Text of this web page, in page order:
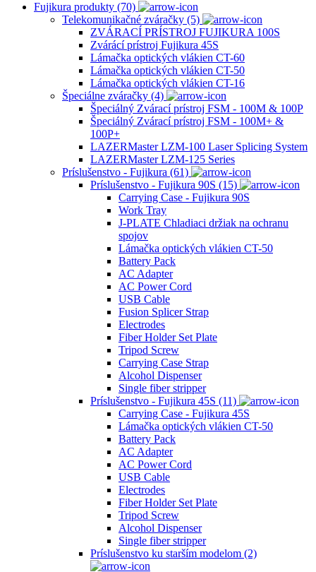
Fujikura produkty (70)
Telekomunikačné zváračky (5)
ZVÁRACÍ PRÍSTROJ FUJIKURA 100S
Zvárácí prístroj Fujikura 45S
Lámačka optických vlákien CT-60
Lámačka optických vlákien CT-50
Lámačka optických vlákien CT-16
Špeciálne zváračky (4)
Špeciálný Zvárací prístroj FSM - 100M & 100P
Špeciálný Zvárací prístroj FSM - 100M+ &
100P+
LAZERMaster LZM-100 Laser Splicing System
LAZERMaster LZM-125 Series
Príslušenstvo - Fujikura (61)
Príslušenstvo - Fujikura 90S (15)
Carrying Case - Fujikura 90S
Work Tray
J-PLATE Chladiaci držiak na ochranu
spojov
Lámačka optických vlákien CT-50
Battery Pack
AC Adapter
AC Power Cord
USB Cable
Fusion Splicer Strap
Electrodes
Fiber Holder Set Plate
Tripod Screw
Carrying Case Strap
Alcohol Dispenser
Single fiber stripper
Príslušenstvo - Fujikura 45S (11)
Carrying Case - Fujikura 45S
Lámačka optických vlákien CT-50
Battery Pack
AC Adapter
AC Power Cord
USB Cable
Electrodes
Fiber Holder Set Plate
Tripod Screw
Alcohol Dispenser
Single fiber stripper
Príslušenstvo ku starším modelom (2)